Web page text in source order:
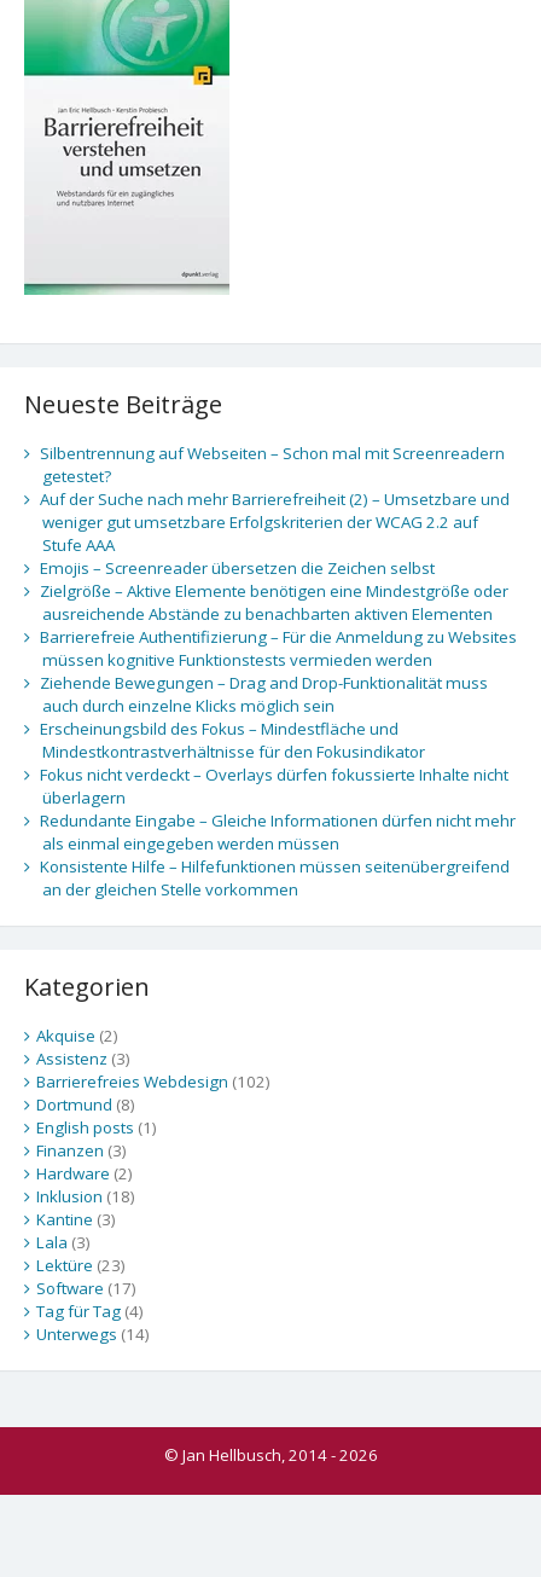
Neueste Beiträge
Silbentrennung auf Webseiten – Schon mal mit Screenreadern
getestet?
Auf der Suche nach mehr Barrierefreiheit (2) – Umsetzbare und
weniger gut umsetzbare Erfolgskriterien der WCAG 2.2 auf
Stufe AAA
Emojis – Screenreader übersetzen die Zeichen selbst
Zielgröße – Aktive Elemente benötigen eine Mindestgröße oder
ausreichende Abstände zu benachbarten aktiven Elementen
Barrierefreie Authentifizierung – Für die Anmeldung zu Websites
müssen kognitive Funktionstests vermieden werden
Ziehende Bewegungen – Drag and Drop-Funktionalität muss
auch durch einzelne Klicks möglich sein
Erscheinungsbild des Fokus – Mindestfläche und
Mindestkontrastverhältnisse für den Fokusindikator
Fokus nicht verdeckt – Overlays dürfen fokussierte Inhalte nicht
überlagern
Redundante Eingabe – Gleiche Informationen dürfen nicht mehr
als einmal eingegeben werden müssen
Konsistente Hilfe – Hilfefunktionen müssen seitenübergreifend
an der gleichen Stelle vorkommen
Kategorien
Akquise (2)
Assistenz (3)
Barrierefreies Webdesign (102)
Dortmund (8)
English posts (1)
Finanzen (3)
Hardware (2)
Inklusion (18)
Kantine (3)
Lala (3)
Lektüre (23)
Software (17)
Tag für Tag(4)
Unterwegs (14)
© Jan Hellbusch, 2014 - 2026